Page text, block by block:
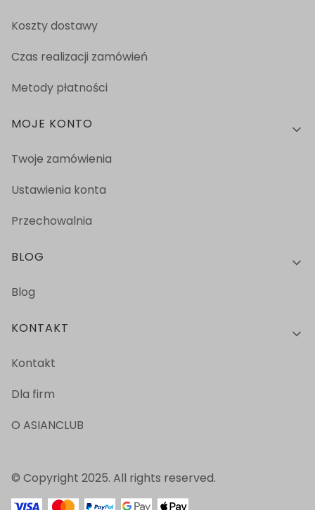
Koszty dostawy
Czas realizacji zamówień
Metody płatności
MOJE KONTO
Twoje zamówienia
Ustawienia konta
Przechowalnia
BLOG
Blog
KONTAKT
Kontakt
Dla firm
O ASIANCLUB
© Copyright 2025. All rights reserved.